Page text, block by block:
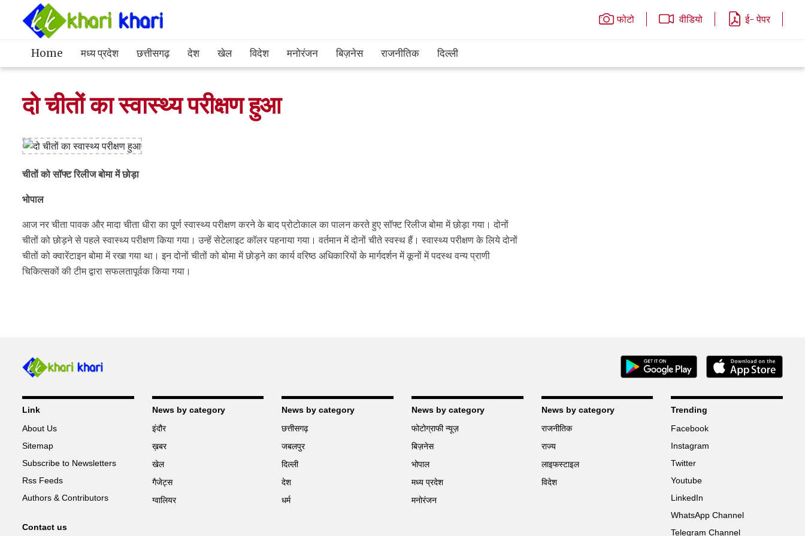
फोटो वीडियो ई- पेपर
Home मध्य प्रदेश छत्तीसगढ़ देश खेल विदेश मनोरंजन बिज़नेस राजनीतिक दिल्ली
दो चीतों का स्वास्थ्य परीक्षण हुआ
चीतों को सॉफ्ट रिलीज बोमा में छोड़ा
भोपाल
आज नर चीता पावक और मादा चीता धीरा का पूर्ण स्वास्थ्य परीक्षण करने के बाद प्रोटोकाल का पालन करते हुए सॉफ्ट रिलीज बोमा में छोड़ा गया। दोनों
चीतों को छोड़ने से पहले स्वास्थ्य परीक्षण किया गया। उन्हें सेटेलाइट कॉलर पहनाया गया। वर्तमान में दोनों चीते स्वस्थ हैं। स्वास्थ्य परीक्षण के लिये दोनों
चीतों को क्वारेंटाइन बोमा में रखा गया था। इन दोनों चीतों को बोमा में छोड़ने का कार्य वरिष्ठ अधिकारियों के मार्गदर्शन में कूनों में पदस्थ वन्य प्राणी
चिकित्सकों की टीम द्वारा सफलतापूर्वक किया गया।
Link
About Us
Sitemap
Subscribe to Newsletters
Rss Feeds
Authors & Contributors
Contact us
News by category
इंदौर
ख़बर
खेल
गैजेट्स
ग्वालियर
News by category
छत्तीसगढ़
जबलपुर
दिल्ली
देश
धर्म
News by category
फोटोग्राफी न्यूज़
बिज़नेस
भोपाल
मध्य प्रदेश
मनोरंजन
News by category
राजनीतिक
राज्य
लाइफस्टाइल
विदेश
Trending
Facebook
Instagram
Twitter
Youtube
LinkedIn
WhatsApp Channel
Telegram Channel